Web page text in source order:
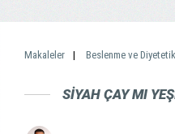
Makaleler Beslenme ve
SIYAH ÇAY MI